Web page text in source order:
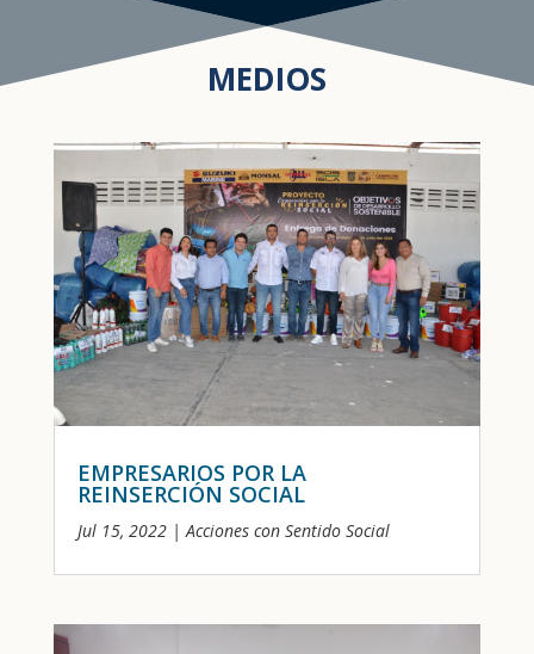
MEDIOS
EMPRESARIOS POR LA
REINSERCIÓN SOCIAL
Jul 15, 2022| Acciones con Sentido Social